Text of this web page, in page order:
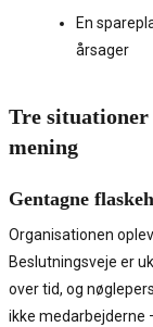
En
årsager
Tre
mening
Gentagne
Organisationen
Beslutningsveje er
over tid, og
ikke medarbejderne